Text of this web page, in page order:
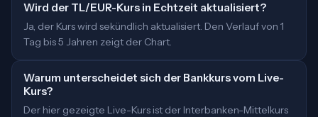
Wird der TL/EUR-Kurs in Echtzeit aktualisiert?
Ja, der Kurs wird sekündlich aktualisiert. Den Verlauf von 1
Tag bis 5 Jahren zeigt der Chart.
Warum unterscheidet sich der Bankkurs vom Live-
Kurs?
Der hier gezeigte Live-Kurs ist der Interbanken-Mittelkurs